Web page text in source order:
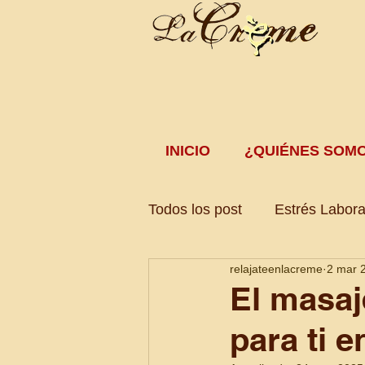
INICIO ¿QUIÉNES
Todos los post Estrés
Tratamiento Corporal
El
para ti
relajateenlacreme 2 mar